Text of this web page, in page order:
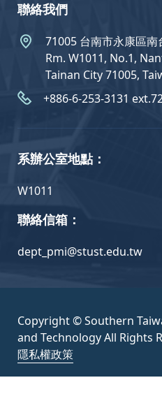
聯絡我們
71005 台南市永康區南
Rm. W1011, No.1,
Tainan City 71005,
+886-6-253-3131
系辦公室地點：
W1011
聯絡信箱：
dept_pmi@stust.edu.tw
Copyright © Southern
and Technology All Rights
隱私權政策